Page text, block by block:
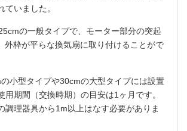
ていました。
の一般タイプで、モーター部分の突起
外枠が平らな換気扇に取り付けることがで
小型タイプや30cmの大型タイプには設置
用期間（交換時期）の目安は1ヶ月です。
調理器具から1m以上はなす必要がありま